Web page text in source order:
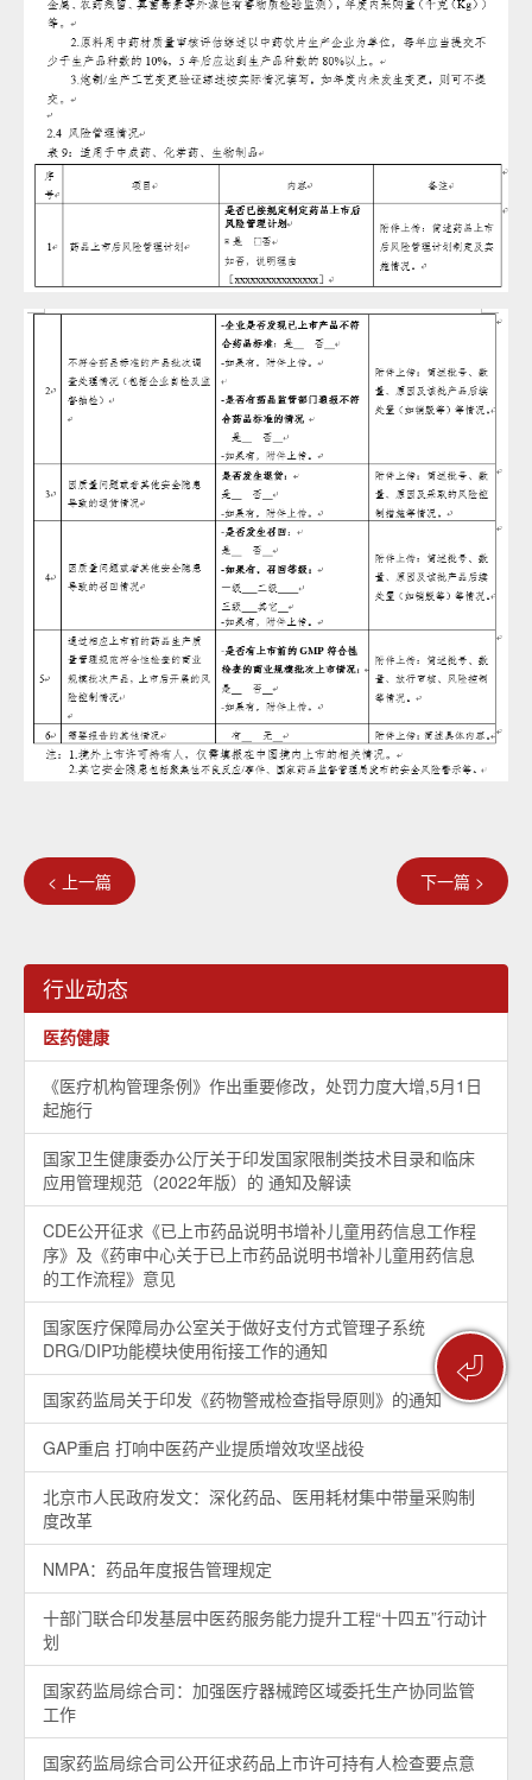
⏎
< 上一篇 下一篇 >
行业动态
医药健康
《医疗机构管理条例》作出重要修改，处罚力度大增,5月1日
起施行
国家卫生健康委办公厅关于印发国家限制类技术目录和临床
应用管理规范（2022年版）的 通知及解读
CDE公开征求《已上市药品说明书增补儿童用药信息工作程
序》及《药审中心关于已上市药品说明书增补儿童用药信息
的工作流程》意见
国家医疗保障局办公室关于做好支付方式管理子系统
DRG/DIP功能模块使用衔接工作的通知
国家药监局关于印发《药物警戒检查指导原则》的通知
GAP重启 打响中医药产业提质增效攻坚战役
北京市人民政府发文：深化药品、医用耗材集中带量采购制
度改革
NMPA：药品年度报告管理规定
十部门联合印发基层中医药服务能力提升工程“十四五”行动计
划
国家药监局综合司：加强医疗器械跨区域委托生产协同监管
工作
国家药监局综合司公开征求药品上市许可持有人检查要点意